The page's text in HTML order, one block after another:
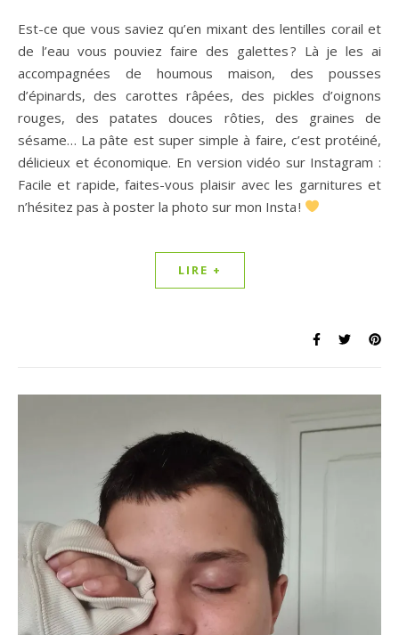
Est-ce que vous saviez qu’en mixant des lentilles corail et
de l’eau vous pouviez faire des galettes ? Là je les ai
accompagnées de houmous maison, des pousses
d’épinards, des carottes râpées, des pickles d’oignons
rouges, des patates douces rôties, des graines de
sésame… La pâte est super simple à faire, c’est protéiné,
délicieux et économique. En version vidéo sur Instagram :
Facile et rapide, faites-vous plaisir avec les garnitures et
n’hésitez pas à poster la photo sur mon Insta !
LIRE +